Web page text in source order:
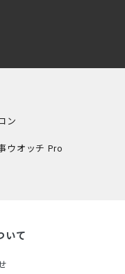
ン
ウオッチ Pro
いて